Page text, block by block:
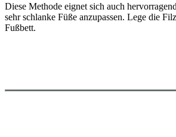
Diese Methode eignet sich auch
sehr schlanke Füße anzupassen. Lege die
Fußbett.